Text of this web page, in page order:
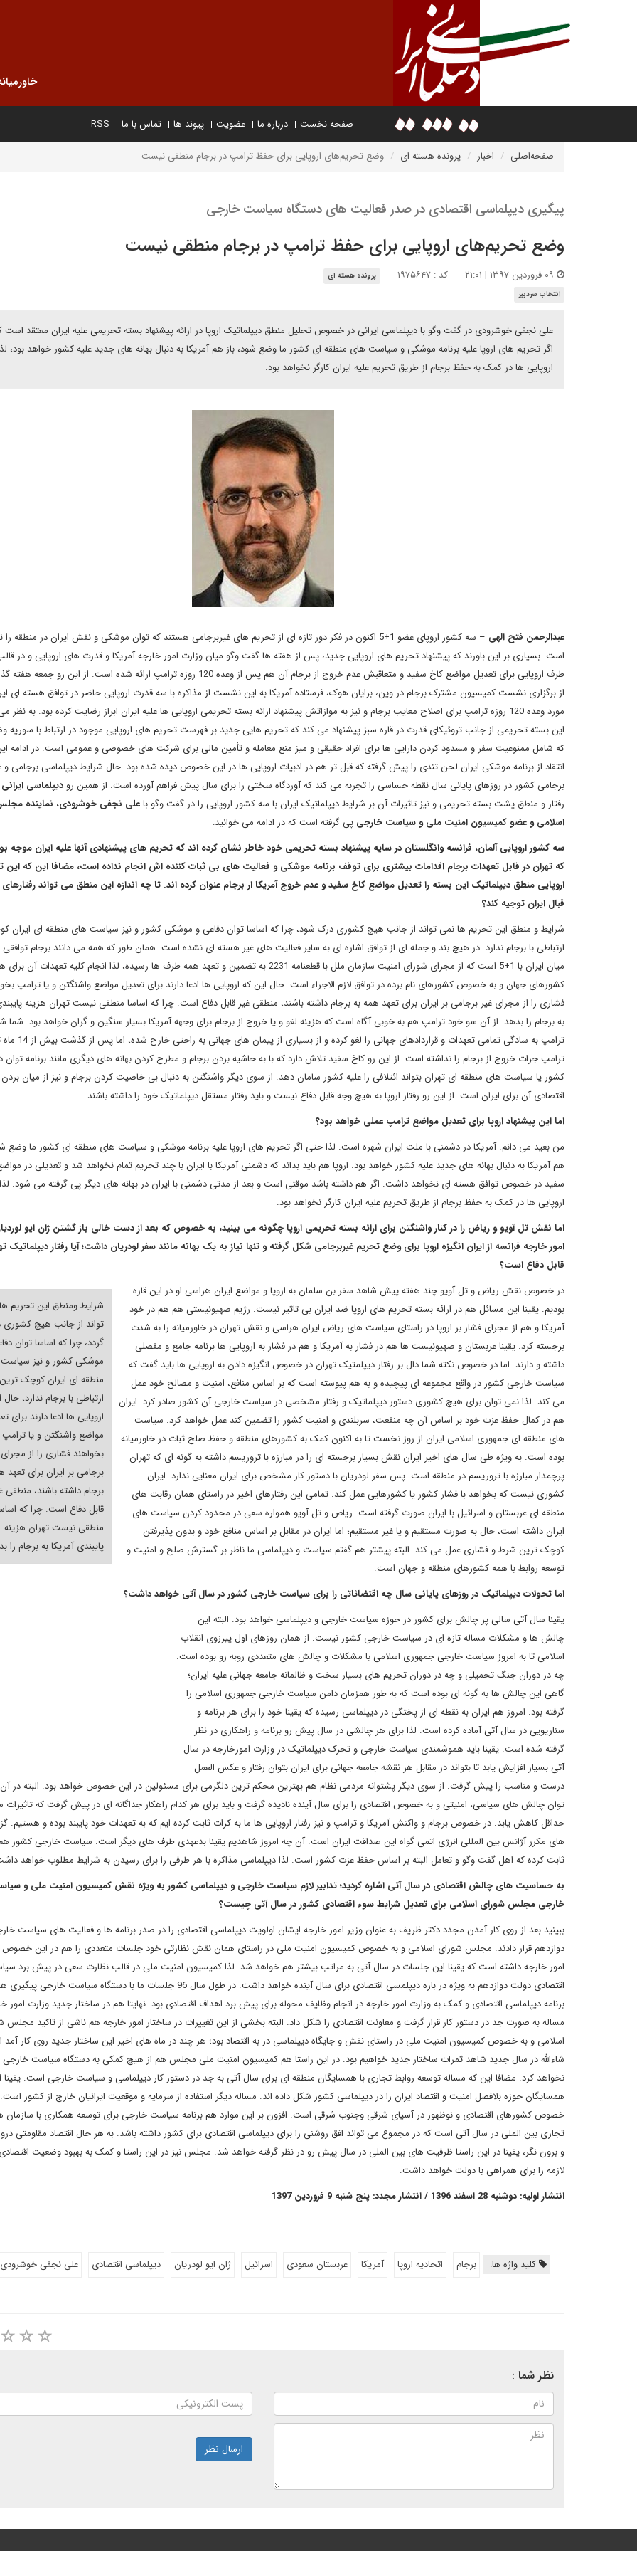
صفحه نخست درباره ما عضویت پیوند ها تماس با ما RSS
صفحه‌اصلی اخبار پرونده هسته ای وضع تحریم‌های اروپایی برای حفظ ترامپ در برجام منطقی نیست
پیگیری دیپلماسی اقتصادی در صدر فعالیت های دستگاه سیاست خارجی
وضع تحریم‌های اروپایی برای حفظ ترامپ در برجام منطقی نیست
کد : ۱۹۷۵۶۴۷
پرونده هسته ای
انتخاب سردبیر
علی نجفی خوشرودی در گفت وگو با دیپلماسی ایرانی در خصوص تحلیل منطق دیپلماتیک اروپا در ارائه پیشنهاد بسته تحریمی علیه ایران معتقد
اگر تحریم های اروپا علیه برنامه موشکی و سیاست های منطقه ای کشور ما وضع شود، باز هم آمریکا به دنبال بهانه های جدید علیه کشور خواهد بود،
اروپایی ها در کمک به حفظ برجام از طریق تحریم علیه ایران کارگر نخواهد بود.
عبدالرحمن فتح الهی
– سه کشور اروپای عضو 1+5 اکنون در فکر دور تازه ای از تحریم های غیربرجامی هستند که توان موشکی و نقش ایران در منطقه
است. بسیاری بر این باورند که پیشنهاد تحریم های اروپایی جدید، پس از هفته ها گفت وگو میان وزارت امور خارجه آمریکا و قدرت های اروپایی و در
طرف اروپایی برای تعدیل مواضع کاخ سفید و متعاقبش عدم خروج از برجام آن هم پس از وعده 120 روزه ترامپ ارائه شده است
. از این رو جمعه هفته
از برگزاری نشست کمیسیون مشترک برجام در وین، برایان هوک، فرستاده آمریکا به این نشست از مذاکره با سه قدرت اروپایی حاضر در توافق هسته ای
مورد وعده 120 روزه ترامپ برای اصلاح معایب برجام و نیز به موازاتش پیشنهاد ارائه بسته تحریمی اروپایی ها علیه ایران ابراز رضایت کرده بود
. به نظر
این بسته تحریمی از جانب تروئیکای قدرت در قاره سبز پیشنهاد می کند که تحریم هایی جدید بر فهرست تحریم های اروپایی موجود در ارتباط با
که شامل ممنوعیت سفر و مسدود کردن دارایی ها برای افراد حقیقی و میز منع معامله و تأمین مالی برای شرکت های خصوصی و عمومی است. در ادامه
انتقاد از برنامه موشکی ایران لحن تندی را پیش گرفته که قبل تر هم در ادبیات اروپایی ها در این خصوص دیده شده بود. حال شرایط دیپلماسی برجامی و
برجامی کشور در روزهای پایانی سال نقطه حساسی را تجربه می کند که آوردگاه سختی را برای سال پیش فراهم آورده است. از همین رو دیپلماسی ایرانی
رفتار و منطق پشت بسته تحریمی و نیز تاثیرات آن بر شرایط دیپلماتیک ایران با سه کشور اروپایی را در گفت وگو باعلی نجفی خوشرودی، نماینده
اسلامی و عضو کمیسیون امنیت ملی و سیاست خارجی پی گرفته است که در ادامه می خوانید:
سه کشور اروپایی آلمان، فرانسه وانگلستان در سایه پیشنهاد بسته تحریمی خود خاطر نشان کرده اند که تحریم های پیشنهادی آنها علیه ایران موجه
که تهران در قابل تعهدات برجام اقدامات بیشتری برای توقف برنامه موشکی و فعالیت های بی ثبات کننده اش انجام نداده است، مضافا این که این
اروپایی منطق دیپلماتیک این بسته را تعدیل مواضع کاخ سفید و عدم خروج آمریکا ار برجام عنوان کرده اند. تا چه اندازه این منطق می تواند رفتارهای
قبال ایران توجیه کند؟
شرایط و منطق این تحریم ها نمی تواند از جانب هیچ کشوری درک شود، چرا که اساسا توان دفاعی و موشکی کشور و نیز سیاست های منطقه ای ایران
ارتباطی با برجام ندارد. در هیچ بند و جمله ای از توافق اشاره ای به سایر فعالیت های غیر هسته ای نشده است. همان طور که همه می دانند برجام
میان ایران با 1+5 است که از مجرای شورای امنیت سازمان ملل با قطعنامه 2231 به تضمین و تعهد همه طرف ها رسیده، لذا انجام کلیه تعهدات آن
کشورهای جهان و به خصوص کشورهای نام برده در توافق لازم الاجراء است. حال این که اروپایی ها ادعا دارند برای تعدیل مواضع واشنگتن و یا ترامپ
فشاری را از مجرای غیر برجامی بر ایران برای تعهد همه به برجام داشته باشند، منطقی غیر قابل دفاع است. چرا که اساسا منطقی نیست تهران هزینه
به برجام را بدهد. از آن سو خود ترامپ هم به خوبی آگاه است که هزینه لغو و یا خروج از برجام برای وجهه آمریکا بسیار سنگین و گران خواهد بود. شما
ترامپ به سادگی تمامی تعهدات و قراردادهای
ترامپ جرات خروج از برجام را نداشته است. از این رو کاخ سفید تلاش دارد که با به حاشیه بردن برجام و مطرح کردن بهانه های دیگری مانند برنامه توان
کشور یا سیاست های منطقه ای تهران بتواند ائتلافی را علیه کشور سامان دهد. از سوی دیگر واشنگتن به دنبال بی خاصیت کردن برجام و نیز از میان بردن
اقتصادی آن برای ایران است. از این رو رفتار اروپا به هیچ وجه قابل دفاع نیست و باید رفتار مستقل دیپلماتیک خود را داشته باشند.
اما این پیشنهاد اروپا برای تعدیل مواضع ترامپ عملی خواهد بود؟
من بعید می دانم. آمریکا در دشمنی با ملت ایران شهره است. لذا حتی اگر تحریم های اروپا علیه برنامه موشکی و سیاست های منطقه ای کشور ما وضع
هم آمریکا به دنبال بهانه های جدید علیه کشور خواهد بود. اروپا هم باید بداند که دشمنی آمریکا با ایران با چند تحریم تمام نخواهد شد و تعدیلی در
سفید در خصوص توافق هسته ای نخواهد داشت. اگر هم داشته باشد موقتی است و بعد از مدتی دشمنی با ایران در بهانه های دیگر پی گرفته می شود.
اروپایی ها در کمک به حفظ برجام از طریق تحریم علیه ایران کارگر نخواهد بود.
اما نقش تل آویو و ریاض را در کنار واشنگتن برای ارائه بسته تحریمی اروپا چگونه می بینید، به خصوص که بعد از دست خالی باز گشتن ژان ایو
امور خارجه فرانسه از ایران انگیزه اروپا برای وضع تحریم غیربرجامی شکل گرفته و تنها نیاز به یک بهانه مانند سفر لودریان داشت؛ آیا رفتار دیپلماتیک
قابل دفاع است؟
شرایط ومنطق این تحریم
تواند از جانب هیچ
گردد، چرا که اساسا توان
موشکی کشور و نیز
منطقه ای ایران کوچک ترین
ارتباطی با برجام ندارد،حال
اروپایی ها ادعا دارند برای
مواضع واشنگتن و یا ترامپ
بخواهند فشاری را از مجرای
برجامی بر ایران برای تعهد
برجام داشته باشند، منطقی
قابل دفاع است. چرا که
منطقی نیست تهران هزینه
پایبندی آمریکا به برجام را
در خصوص نقش ریاض و تل آویو چند هفته پیش شاهد سفر بن سلمان به اروپا و مواضع ایران هراسی او در این قاره
بودیم. یقینا این مسائل هم در ارائه بسته تحریم های اروپا ضد ایران بی تاثیر نیست. رژیم صهیونیستی هم هم در خود
آمریکا و هم از مجرای فشار بر اروپا در راستای سیاست های ریاض ایران هراسی و نقش تهران در خاورمیانه را به شدت
برجسته کرد. یقینا عربستان و صهیونیست ها هم در فشار به آمریکا و هم در فشار به اروپایی ها برنامه جامع و مفصلی
داشته و دارند. اما در خصوص نکته شما دال بر رفتار دیپلمتیک تهران در خصوص انگیزه دادن به اروپایی ها باید گفت که
سیاست خارجی کشور در واقع مجموعه ای پیچیده و به هم پیوسته است که بر اساس منافع، امنیت و مصالح خود عمل
می کند. لذا نمی توان برای هیچ کشوری دستور دیپلماتیک و رفتار مشخصی در سیاست خارجی آن کشور صادر کرد. ایران
هم در کمال حفظ عزت خود بر اساس آن چه منفعت، سربلندی و امنیت کشور را تضمین کند عمل خواهد کرد. سیاست
های منطقه ای جمهوری اسلامی ایران از روز نخست تا به اکنون کمک به کشورهای منطقه و حفظ صلح ثبات در خاورمیانه
بوده است. به ویژه طی سال های اخیر ایران نقش بسیار برجسته ای را در مبارزه با تروریسم داشته به گونه ای که تهران
پرچمدار مبارزه با تروریسم در منطقه است. پس سفر لودریان با دستور کار مشخص برای ایران معنایی ندارد. ایران
کشوری نیست که بخواهد با فشار کشور یا کشورهایی عمل کند. تمامی این رفتارهای اخیر در راستای همان رقابت های
منطقه ای عربستان و اسرائیل با ایران صورت گرفته است. ریاض و تل آویو همواره سعی در محدود کردن سیاست های
ایران داشته است، حال به صورت مستقیم و یا غیر مستقیم؛ اما ایران در مقابل بر اساس منافع خود و بدون پذیرفتن
کوچک ترین شرط و فشاری عمل می کند. البته پیشتر هم گفتم سیاست و دیپلماسی ما ناظر بر گسترش صلح و امنیت و
توسعه روابط با همه کشورهای منطقه و جهان است.
اما تحولات دیپلماتیک در روزهای پایانی سال چه اقتضائاتی را برای سیاست خارجی کشور در سال آتی خواهد داشت؟
یقینا سال آتی سالی پر چالش برای کشور در حوزه سیاست خارجی و دیپلماسی خواهد بود. البته این
چالش ها و مشکلات مساله تازه ای در سیاست خارجی کشور نیست. از همان روزهای اول پیرزوی انقلاب
اسلامی تا به امروز سیاست خارجی جمهوری اسلامی با مشکلات و چالش های متعددی روبه رو بوده است.
چه در دوران جنگ تحمیلی و چه در دوران تحریم های بسیار سخت و ظالمانه جامعه جهانی علیه ایران؛
گاهی این چالش ها به گونه ای بوده است که به طور همزمان دامن سیاست خارجی جمهوری اسلامی را
گرفته بود. امروز هم ایران به نقطه ای از پختگی در دیپلماسی رسیده که یقینا خود را برای هر برنامه و
سناریویی در سال آتی آماده کرده است. لذا برای هر چالشی در سال پیش رو برنامه و راهکاری در نظر
گرفته شده است. یقینا باید هموشمندی سیاست خارجی و تحرک دیپلماتیک در وزارت امورخارجه در سال
آتی بسیار افزایش یابد تا بتواند در مقابل هر نقشه جامعه جهانی برای ایران بتوان رفتار و عکس العمل
درست و مناسب را پیش گرفت. از سوی دیگر پشتوانه مردمی نظام هم بهترین محکم ترین دلگرمی برای مسئولین در این خصوص خواهد بود. البته در
توان چالش های سیاسی، امنیتی و به خصوص اقتصادی را برای سال آینده نادیده گرفت و باید برای هر کدام راهکار جداگانه ای در پیش گرفت که تاثیرات
حداقل کاهش یابد. در خصوص برجام و واکنش آمریکا و ترامپ و نیز رفتار اروپایی ها ما به کرات ثابت کرده ایم که به تعهدات خود پایبند بوده و هستیم.
های مکرر آژانس بین المللی انرژی اتمی گواه این صداقت ایران است. آن چه امروز شاهدیم یقینا بدعهدی طرف های دیگر است. سیاست خارجی کشور
ثابت کرده که اهل گفت وگو و تعامل البته بر اساس حفظ عزت کشور است. لذا دیپلماسی مذاکره با هر طرفی را برای رسیدن به شرایط مطلوب خواهد
به حساسیت های چالش اقتصادی در سال آتی اشاره کردید؛ تدابیر لازم سیاست خارجی و دیپلماسی کشور به ویژه نقش کمیسیون امنیت ملی و
خارجی مجلس شورای اسلامی برای تعدیل شرایط سوء اقتصادی کشور در سال آتی چیست؟
ببینید بعد از روی کار آمدن مجدد دکتر ظریف به عنوان وزیر امور خارجه ایشان اولویت دیپلماسی اقتصادی را در صدر برنامه ها و فعالیت های سیاست
دوازدهم قرار دادند. مجلس شورای اسلامی و به خصوص کمیسیون امنیت ملی در راستای همان نقش نظارتی خود جلسات متعددی را هم در این خصوص
امور خارجه داشته است که یقینا این جلسات در سال آتی به مراتب بیشتر هم خواهد شد. لذا کمیسیون امنیت ملی در قالب نظارت سعی در پیش برد
اقتصادی دولت دوازدهم به ویژه در باره دیپلمسی اقتصادی برای سال آینده خواهد داشت. در طول سال 96 جلسات ما با دستگاه سیاست
برنامه دیپلماسی اقتصادی و کمک به وزارت امور خارجه در انجام وظایف محوله برای پیش برد اهداف اقتصادی بود. نهایتا هم در ساختار جدید وزارت امور
مساله به صورت جد در دستور کار قرار گرفت و معاونت اقتصادی را شکل داد. البته بخشی از این تغییرات در ساختار امور خارجه هم ناشی از تاکید مجلس
اسلامی و به خصوص کمیسیون امنیت ملی در راستای نقش و جایگاه دیپلماسی در به اقتصاد بود؛ هر چند در ماه های اخیر این ساختار جدید روی کار آمد
شاءالله در سال جدید شاهد ثمرات ساختار جدید خواهیم بود. در این راستا هم کمیسیون امنیت ملی مجلس هم از هیچ کمکی به دستگاه سیاست خارجی
نخواهد کرد. مضافا این که مساله توسعه روابط تجاری با همسایگان منطقه ای برای سال آتی به جد در دستور کار دیپلماسی و سیاست خارجی است. یقینا
همسایگان حوزه بلافصل امنیت و اقتصاد ایران را در دیپلماسی کشور شکل داده اند. مساله دیگر استفاده از سرمایه و موقعیت ایرانیان خارج از کشور
خصوص کشورهای اقتصادی و نوظهور در آسیای شرقی وجنوب شرقی است. افزون بر این موارد هم برنامه سیاست خارجی برای توسعه همکاری با سازمان
تجاری بین الملی در سال آتی است که در مجموع می تواند افق روشنی را برای دیپلماسی اقتصادی برای کشور داشته باشد. به هر حال اقتصاد مقاومتی
و برون نگر، یقینا در این راستا ظرفیت های بین الملی در سال پیش رو در نظر گرفته خواهد شد. مجلس نیز در این راستا و کمک به بهبود وضعیت
لازمه را برای همراهی با دولت خواهد داشت.
انتشار اولیه: دوشنبه 28 اسفند 1396 / انتشار مجدد: پنج شنبه 9 فروردین 1397
کلید واژه ها: برجام اتحادیه اروپا آمریکا عربستان سعودی اسرائیل ژان ایو لودریان دیپلماسی اقتصادی علی نجفی خوشرودی
نظر شما :
ارسال نظر